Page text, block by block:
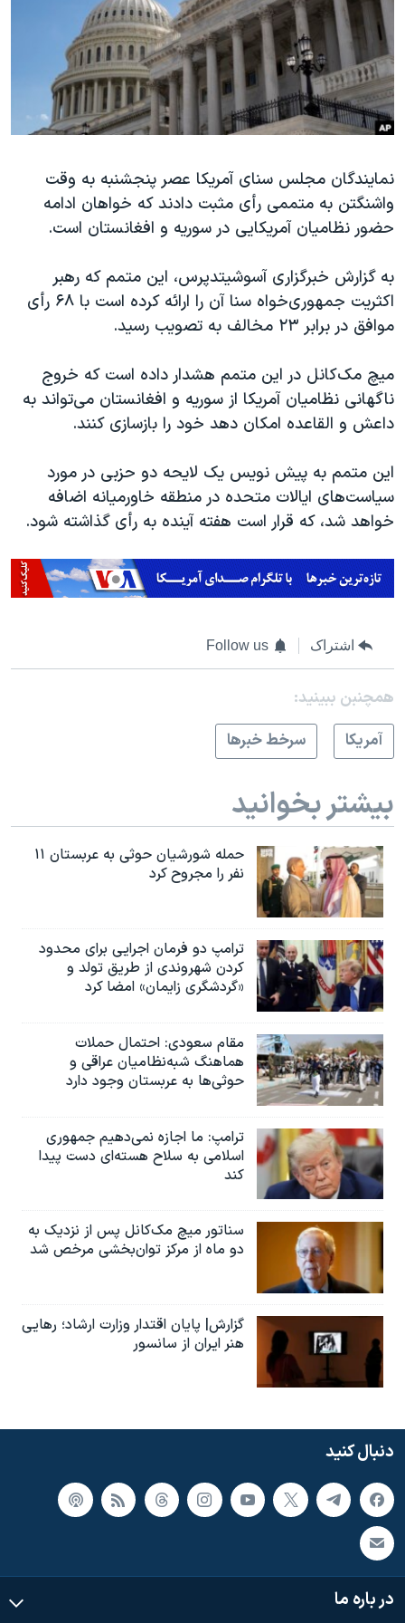
فرهنگ و زندگی
حقوق شهروندی
اقتصادی
علم و فناوری
گالری عکس
آرشیو پخش زنده
مستندها
انتخابات ریاست جمهوری آمریکا ۲۰۲۴
حمله جمهوری اسلامی به اسرائیل
رمز مهسا
اعتراضات زن، زندگی، آزادی
مجموعه مستندهای دادخواهی
دادگاه حمید نوری
چهل سال گروگان‌گیری
اعتراضات مردمی آبان ۹۸
اسرائیل در جنگ
همایش محافظه‌کاران آمریکا «سی‌پک»
صفحه‌های ویژه
دنبال کنید
زبانهای مختلف
نمایندگان مجلس سنای آمریکا عصر پنجشنبه به وقت
واشنگتن به متممی رأی مثبت دادند که خواهان ادامه
حضور نظامیان آمریکایی در سوریه و افغانستان است.
به گزارش خبرگزاری آسوشیتدپرس، این متمم که رهبر
اکثریت جمهوری‌خواه سنا آن را ارائه کرده است با ۶۸ رأی
موافق در برابر ۲۳ مخالف به تصویب رسید.
میچ مک‌کانل در این متمم هشدار داده است که خروج
ناگهانی نظامیان آمریکا از سوریه و افغانستان می‌تواند به
داعش و القاعده امکان دهد خود را بازسازی کنند.
این متمم به پیش نویس یک لایحه دو حزبی در مورد
سیاست‌های ایالات متحده در منطقه خاورمیانه اضافه
خواهد شد، که قرار است هفته آینده به رأی گذاشته شود.
اشتراک Follow us
همچنبن ببینید:
آمريکا
سرخط خبرها
بیشتر بخوانید
حمله شورشیان حوثی به عربستان ۱۱
نفر را مجروح کرد
ترامپ دو فرمان اجرایی برای محدود
کردن شهروندی از طریق تولد و
«گردشگری زایمان» امضا کرد
مقام سعودی: احتمال حملات
هماهنگ شبه‌نظامیان عراقی و
حوثی‌ها به عربستان وجود دارد
ترامپ: ما اجازه نمی‌دهیم جمهوری
اسلامی به سلاح هسته‌ای دست پیدا
کند
سناتور میچ مک‌کانل پس از نزدیک به
دو ماه از مرکز توان‌بخشی مرخص شد
گزارش| پایان اقتدار وزارت ارشاد؛ رهایی
هنر ایران از سانسور
دنبال کنید
در باره ما